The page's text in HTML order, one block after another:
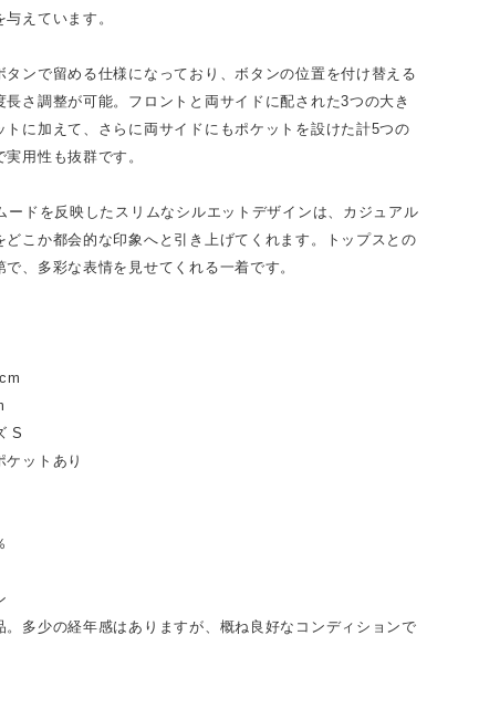
えています。
タンで留める仕様になっており、ボタンの位置を付け替える
長さ調整が可能。フロントと両サイドに配された3つの大き
トに加えて、さらに両サイドにもポケットを設けた計5つの
用性も抜群です。
ードを反映したスリムなシルエットデザインは、カジュアル
どこか都会的な印象へと引き上げてくれます。トップスとの
で、多彩な表情を見せてくれる一着です。
S
ットあり
。多少の経年感はありますが、概ね良好なコンディションで